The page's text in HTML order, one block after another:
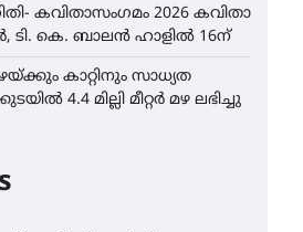
കവിതാസംഗമം 2026 കവിതാ
ടി. കെ. ബാലൻ ഹാളിൽ 16ന്
കാറ്റിനും സാധ്യത
4.4 മില്ലി മീറ്റർ മഴ ലഭിച്ചു